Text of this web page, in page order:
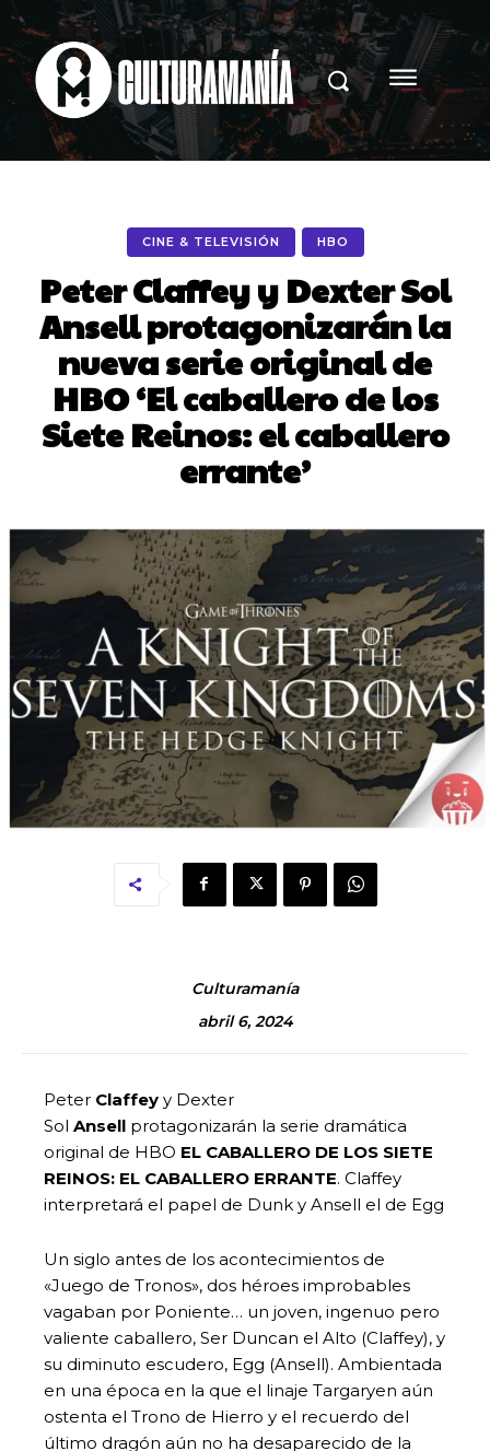
CINE & TELEVISIÓN HBO
Peter Claffey y Dexter Sol
Ansell protagonizarán la
nueva serie original de
HBO ‘El caballero de los
Siete Reinos: el caballero
errante’
Culturamanía
abril 6, 2024
Peter Claffey y Dexter
Sol Ansell protagonizarán la serie dramática
original de HBO EL CABALLERO DE LOS SIETE
REINOS: EL CABALLERO ERRANTE. Claffey
interpretará el papel de Dunk y Ansell el de Egg
Un siglo antes de los acontecimientos de
«Juego de Tronos», dos héroes improbables
vagaban por Poniente… un joven, ingenuo pero
valiente caballero, Ser Duncan el Alto (Claffey), y
su diminuto escudero, Egg (Ansell). Ambientada
en una época en la que el linaje Targaryen aún
ostenta el Trono de Hierro y el recuerdo del
último dragón aún no ha desaparecido de la